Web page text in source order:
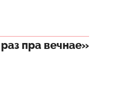
пра вечнае»